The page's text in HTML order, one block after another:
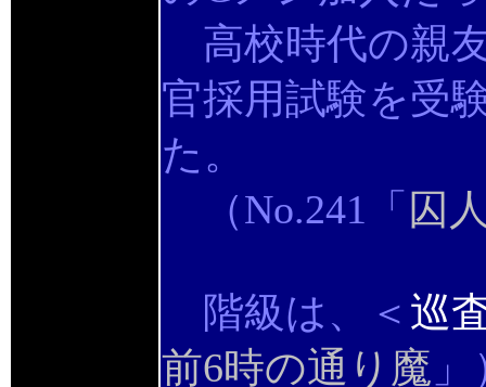
高校時代の親
官採用試験を受
た。
（No.241「 囚
階級は、＜ 巡
前6時の通り魔